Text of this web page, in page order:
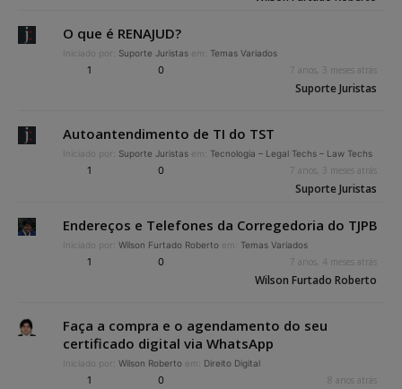
O que é RENAJUD?
Iniciado por: Suporte Juristas em: Temas Variados
1 0 7 anos, 3 meses atrás
Suporte Juristas
Autoantendimento de TI do TST
Iniciado por: Suporte Juristas em: Tecnologia – Legal Techs – Law Techs
1 0 7 anos, 3 meses atrás
Suporte Juristas
Endereços e Telefones da Corregedoria do TJPB
Iniciado por: Wilson Furtado Roberto em: Temas Variados
1 0 7 anos, 4 meses atrás
Wilson Furtado Roberto
Faça a compra e o agendamento do seu
certificado digital via WhatsApp
Iniciado por: Wilson Roberto em: Direito Digital
1 0 8 anos atrás